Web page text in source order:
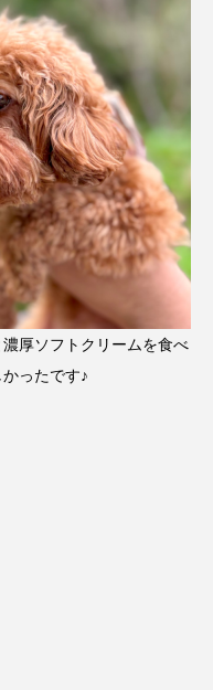
厚ソフトクリームを食べ
ったです♪